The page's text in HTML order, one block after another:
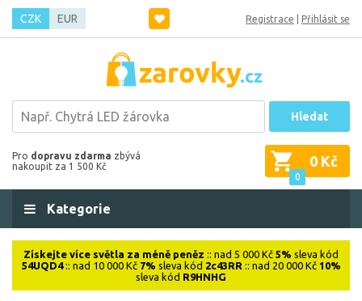
CZK EUR Registrace Přihlásit se
Hledat
Pro dopravu zdarma zbývá
nakoupit za 1 500 Kč
0
0 Kč
Kategorie
Získejte více světla za méně peněz :: nad 5 000 Kč 5% sleva kód
54UQD4:: nad 10 000 Kč 7% sleva kód 2c43RR :: nad 20 000 Kč 10%
sleva kód R9HNHG